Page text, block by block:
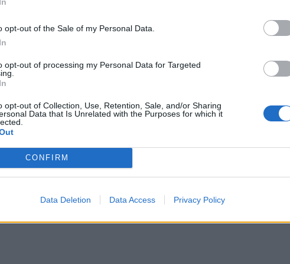
opt-out of the Sale of my Personal Data.
opt-out of processing my Personal Data for Targeted
opt-out of Collection, Use, Retention, Sale, and/or Sharing
Data that Is Unrelated with the Purposes for which it
CONFIRM
Data Deletion Data Access Privacy Policy
φρουρά” εχει συνεχίσει τη δουλειά που την έχει
κάνει η παλιά φρουρά. Τα τρία τέταρτα του SCAF
από τον Morsi, αλλά η στρατιωτική “μηχανή” συνεχίζει να
πρίν. Ο Σίσι υποτάσσεται στον μέντορά του, τον
Farid al – Tohami , και η πραγματική μάχη για την
μεταξύ των στρατιωτικών υπηρεσιών πληροφοριών και
Ομάρ Σουλεϊμάν έγινε ένα είδος υποκατάστατου του
λοιπόν που δύο μέρες μετά το πραξικόπημα, το πρωτο που
Πρόεδρος Adli Mansou, ήταν να διορίσει τον Tohami ως